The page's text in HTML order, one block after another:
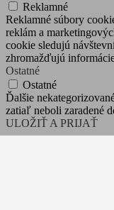
Reklamné
Reklamné súbory
reklám a
cookie sledujú
zhromažďujú
Ostatné
Ostatné
Ďalšie
zatiaľ neboli zaradené
ULOŽIŤ A PRIJAŤ